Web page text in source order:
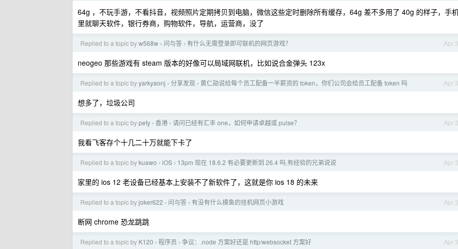
64g ，不玩手游，不看抖音，视频照片定期拷贝到电脑，微信这些定时删除所有缓存，64g 差不多用了 40g 的样子，手
里就聊天软件，银行券商，购物软件，导航，运营商，没了
Apr 3
Replied to a topic byw568w › 问与答 › 有什么无需登录即可联机的网页游戏？
neogeo 那些游戏有 steam 版本的好像可以局域网联机，比如说合金弹头 123x
Apr 3
Replied to a topic byyarkyaonj › 分享发现 › 黄仁勋说给每个员工配备一半薪资的 token，你们公司会给员工配备 token 吗
想多了，垃圾公司
Apr 3
Replied to a topic bypety › 香港 › 请问已经有汇丰 one，如何申请卓越或 pulse？
我看飞客存个十几二十万就能下卡了
Apr 3
Replied to a topic bykuawo › iOS › 13pm 现在 18.6.2 有必要更新到 26.4 吗,有经验的兄弟说说
家里的 ios 12 老设备已经基本上安装不了新软件了，这就是你 ios 18 的未来
Apr 3
Replied to a topic byjoker622 › 问与答 › 有没有什么摸鱼的挂机网页小游戏
断网 chrome 恐龙跳跳
Apr 3
Replied to a topic by K120 › 程序员 › 争议：.node 方案好还是 http/websocket 方案好